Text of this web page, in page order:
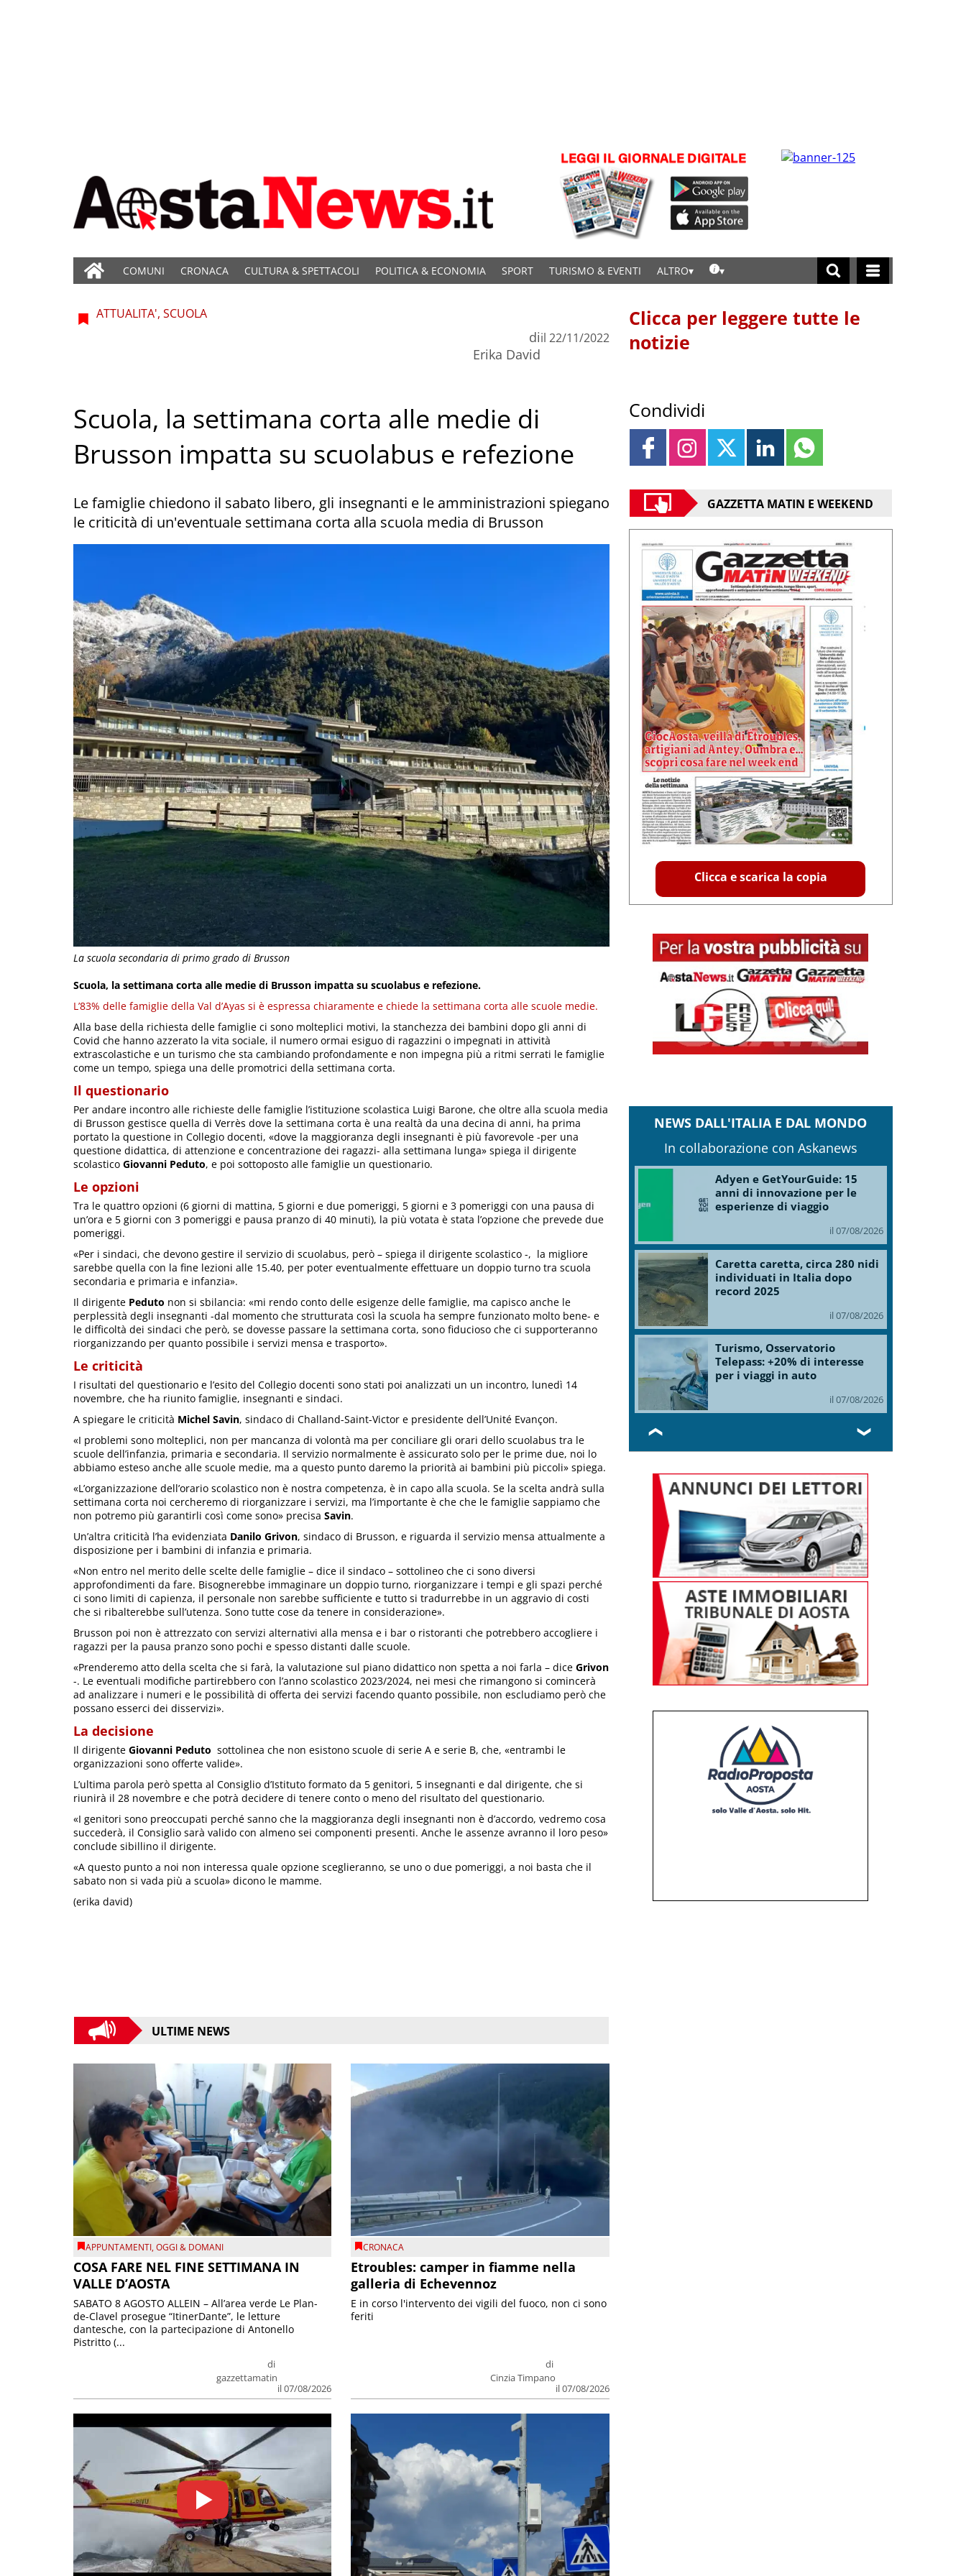
COMUNI CRONACA CULTURA & SPETTACOLI POLITICA & ECONOMIA SPORT TURISMO & EVENTI ALTRO
La scuola secondaria di primo grado di Brusson
ATTUALITA', SCUOLA
di
Erika David
il 22/11/2022
Scuola, la settimana corta alle medie di
Brusson impatta su scuolabus e refezione
Le famiglie chiedono il sabato libero, gli insegnanti e le amministrazioni spiegano
le criticità di un'eventuale settimana corta alla scuola media di Brusson
Scuola, la settimana corta alle medie di Brusson impatta su scuolabus e refezione.
L’83% delle famiglie della Val d’Ayas si è espressa chiaramente e chiede la settimana corta alle scuole medie.
Alla base della richiesta delle famiglie ci sono molteplici motivi, la stanchezza dei bambini dopo gli anni di
Covid che hanno azzerato la vita sociale, il numero ormai esiguo di ragazzini o impegnati in attività
extrascolastiche e un turismo che sta cambiando profondamente e non impegna più a ritmi serrati le famiglie
come un tempo, spiega una delle promotrici della settimana corta.
Il questionario
Per andare incontro alle richieste delle famiglie l’istituzione scolastica Luigi Barone, che oltre alla scuola media
di Brusson gestisce quella di Verrès dove la settimana corta è una realtà da una decina di anni, ha prima
portato la questione in Collegio docenti, «dove la maggioranza degli insegnanti è più favorevole -per una
questione didattica, di attenzione e concentrazione dei ragazzi- alla settimana lunga» spiega il dirigente
scolastico Giovanni Peduto, e poi sottoposto alle famiglie un questionario.
Le opzioni
Tra le quattro opzioni (6 giorni di mattina, 5 giorni e due pomeriggi, 5 giorni e 3 pomeriggi con una pausa di
un’ora e 5 giorni con 3 pomeriggi e pausa pranzo di 40 minuti), la più votata è stata l’opzione che prevede due
pomeriggi.
«Per i sindaci, che devono gestire il servizio di scuolabus, però – spiega il dirigente scolastico -, la migliore
sarebbe quella con la fine lezioni alle 15.40, per poter eventualmente effettuare un doppio turno tra scuola
secondaria e primaria e infanzia».
Il dirigente Peduto non si sbilancia: «mi rendo conto delle esigenze delle famiglie, ma capisco anche le
perplessità degli insegnanti -dal momento che strutturata così la scuola ha sempre funzionato molto bene- e
le difficoltà dei sindaci che però, se dovesse passare la settimana corta, sono fiducioso che ci supporteranno
riorganizzando per quanto possibile i servizi mensa e trasporto».
Le criticità
I risultati del questionario e l’esito del Collegio docenti sono stati poi analizzati un un incontro, lunedì 14
novembre, che ha riunito famiglie, insegnanti e sindaci.
A spiegare le criticità Michel Savin, sindaco di Challand-Saint-Victor e presidente dell’Unité Evançon.
«I problemi sono molteplici, non per mancanza di volontà ma per conciliare gli orari dello scuolabus tra le
scuole dell’infanzia, primaria e secondaria. Il servizio normalmente è assicurato solo per le prime due, noi lo
abbiamo esteso anche alle scuole medie, ma a questo punto daremo la priorità ai bambini più piccoli» spiega.
«L’organizzazione dell’orario scolastico non è nostra competenza, è in capo alla scuola. Se la scelta andrà sulla
settimana corta noi cercheremo di riorganizzare i servizi, ma l’importante è che che le famiglie sappiamo che
non potremo più garantirli così come sono» precisa Savin.
Un’altra criticità l’ha evidenziata Danilo Grivon, sindaco di Brusson, e riguarda il servizio mensa attualmente a
disposizione per i bambini di infanzia e primaria.
«Non entro nel merito delle scelte delle famiglie – dice il sindaco – sottolineo che ci sono diversi
approfondimenti da fare. Bisognerebbe immaginare un doppio turno, riorganizzare i tempi e gli spazi perché
ci sono limiti di capienza, il personale non sarebbe sufficiente e tutto si tradurrebbe in un aggravio di costi
che si ribalterebbe sull’utenza. Sono tutte cose da tenere in considerazione».
Brusson poi non è attrezzato con servizi alternativi alla mensa e i bar o ristoranti che potrebbero accogliere i
ragazzi per la pausa pranzo sono pochi e spesso distanti dalle scuole.
«Prenderemo atto della scelta che si farà, la valutazione sul piano didattico non spetta a noi farla – dice Grivon
-. Le eventuali modifiche partirebbero con l’anno scolastico 2023/2024, nei mesi che rimangono si comincerà
ad analizzare i numeri e le possibilità di offerta dei servizi facendo quanto possibile, non escludiamo però che
possano esserci dei disservizi».
La decisione
Il dirigente Giovanni Peduto sottolinea che non esistono scuole di serie A e serie B, che, «entrambi le
organizzazioni sono offerte valide».
L’ultima parola però spetta al Consiglio d’Istituto formato da 5 genitori, 5 insegnanti e dal dirigente, che si
riunirà il 28 novembre e che potrà decidere di tenere conto o meno del risultato del questionario.
«I genitori sono preoccupati perché sanno che la maggioranza degli insegnanti non è d’accordo, vedremo cosa
succederà, il Consiglio sarà valido con almeno sei componenti presenti. Anche le assenze avranno il loro peso»
conclude sibillino il dirigente.
«A questo punto a noi non interessa quale opzione sceglieranno, se uno o due pomeriggi, a noi basta che il
sabato non si vada più a scuola» dicono le mamme.
(erika david)
ULTIME NEWS
APPUNTAMENTI,OGGI & DOMANI
COSA FARE NEL FINE SETTIMANA IN
VALLE D’AOSTA
di
gazzettamatin
il 07/08/2026
SABATO 8 AGOSTO ALLEIN – All’area verde Le Plan-
de-Clavel prosegue “ItinerDante”, le letture
dantesche, con la partecipazione di Antonello
Pistritto (...
CRONACA
Etroubles: camper in fiamme nella
galleria di Echevennoz
di
Cinzia Timpano
il 07/08/2026
E in corso l'intervento dei vigili del fuoco, non ci sono
feriti
Clicca per leggere tutte le
notizie
Condividi
GAZZETTA MATIN E WEEKEND
Clicca e scarica la copia
NEWS DALL'ITALIA E DAL MONDO
In collaborazione con Askanews
Adyen e GetYourGuide: 15
anni di innovazione per le
esperienze di viaggio
il 07/08/2026
Caretta caretta, circa 280 nidi
individuati in Italia dopo
record 2025
il 07/08/2026
Turismo, Osservatorio
Telepass: +20% di interesse
per i viaggi in auto
il 07/08/2026
❮ ❯